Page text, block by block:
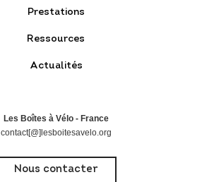
Prestations
Ressources
Actualités
Les Boîtes à Vélo - France
contact[@]lesboitesavelo.org
Nous contacter